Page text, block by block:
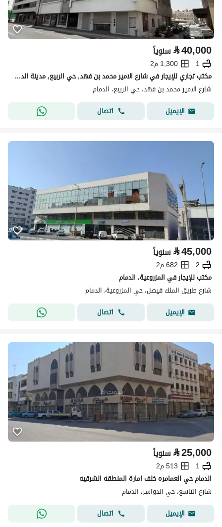
⃁40,000 سنوياً
1
1,300 م2
مكتب تجاري للإيجار في شارع الامير محمد بن فهد, حي الربيع, مدينة الدمام
شارع الامير محمد بن فهد، حي الربيع، الدمام
الإيميل
اتصال
⃁45,000 سنوياً
2
682 م2
مكتب للإيجار في المزروعية، الدمام
شارع طريق الملك فيصل، حي المزروعية، الدمام
الإيميل
اتصال
⃁25,000 سنوياً
1
513 م2
الدمام حي العمامره خلف امارة المنطقه الشرقيه
شارع التاسع، حي الدواسر، الدمام
الإيميل
اتصال